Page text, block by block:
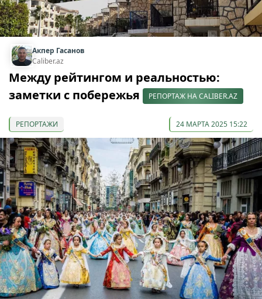
Акпер Гасанов
Caliber.az
Между рейтингом и реальностью:
заметки с побережья
РЕПОРТАЖ НА CALIBER.AZ
РЕПОРТАЖИ 24 МАРТА 2025 15:22